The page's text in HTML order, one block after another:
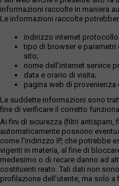
informazioni raccolte in maniera
Le informazioni raccolte
indirizzo internet protocollo
tipo di browser e parametri
sito;
nome dell'internet service
data e orario di visita;
pagina web di provenienza
Le suddette informazioni sono
fine di verificare il corretto
Ai fini di sicurezza (filtri antispam,
automaticamente possono
come l'indirizzo IP, che potrebbe
vigenti in materia, al fine di
medesimo o di recare danno ad
costituenti reato. Tali dati non
profilazione dell'utente, ma solo a